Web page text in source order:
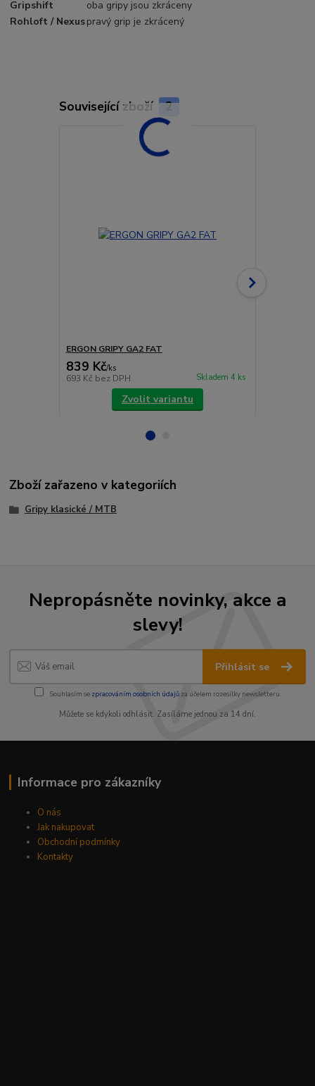
Gripshift
oba gripy jsou zkráceny
Rohloft / Nexuspravý grip je zkrácený
Související zboží 2
ERGON GRIPY GA2 FAT
839 Kč/ks
693 Kč bez DPH Skladem 4 ks
Zvolit variantu
Zboží zařazeno v kategoriích
Gripy klasické / MTB
Nepropásněte novinky, akce a
slevy!
Přihlásit se
Souhlasím se zpracováním osobních údajůza účelem rozesílky newsletteru.
Můžete se kdykoli odhlásit. Zasíláme jednou za 14 dní.
Informace pro zákazníky
O nás
Jak nakupovat
Obchodní podmínky
Kontakty